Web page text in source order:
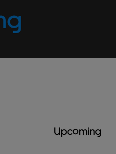
Upcoming